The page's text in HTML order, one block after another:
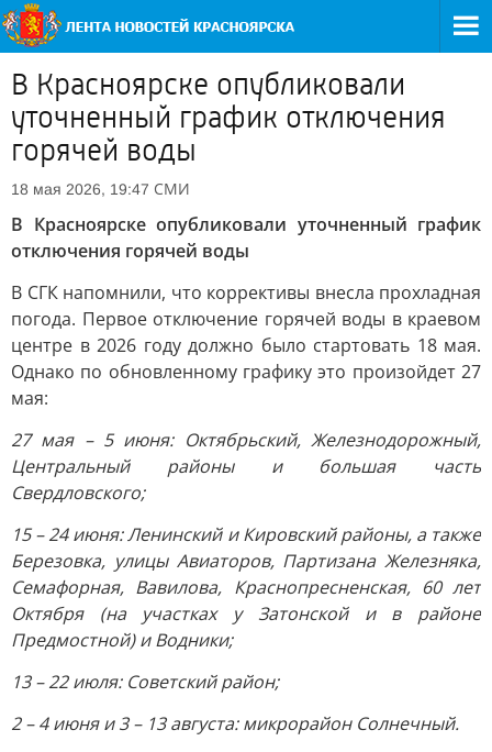
В Красноярске опубликовали
уточненный график отключения
горячей воды
18 мая 2026, 19:47 СМИ
В Красноярске опубликовали уточненный график
отключения горячей воды
В СГК напомнили, что коррективы внесла прохладная
погода. Первое отключение горячей воды в краевом
центре в 2026 году должно было стартовать 18 мая.
Однако по обновленному графику это произойдет 27
мая:
27 мая – 5 июня: Октябрьский, Железнодорожный,
Центральный районы и большая часть
Свердловского;
15 – 24 июня: Ленинский и Кировский районы, а также
Березовка, улицы Авиаторов, Партизана Железняка,
Семафорная, Вавилова, Краснопресненская, 60 лет
Октября (на участках у Затонской и в районе
Предмостной) и Водники;
13 – 22 июля: Советский район;
2 – 4 июня и 3 – 13 августа: микрорайон Солнечный.